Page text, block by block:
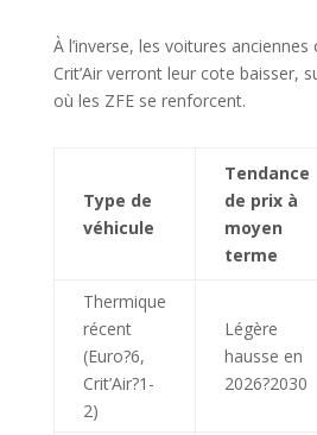
À l’inverse, les voitures
Crit’Air verront leur cote baisser,
où les ZFE se renforcent.
Type de
véhicule
Tendance
de prix à
moyen
terme
Thermique
récent
(Euro?6,
Crit’Air?1-
2)
Légère
hausse en
2026?2030